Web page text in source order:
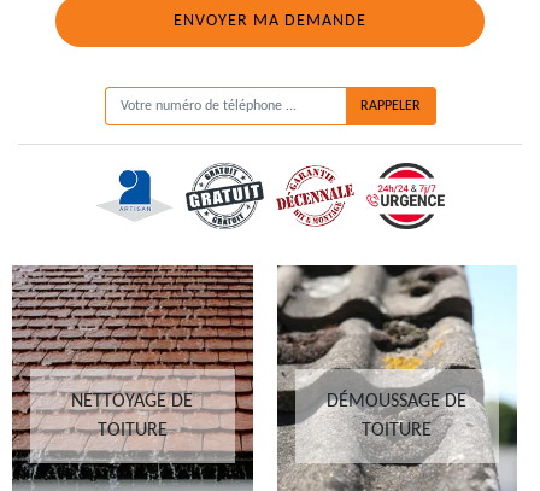
NETTOYAGE DE
TOITURE
DÉMOUSSAGE DE
TOITURE